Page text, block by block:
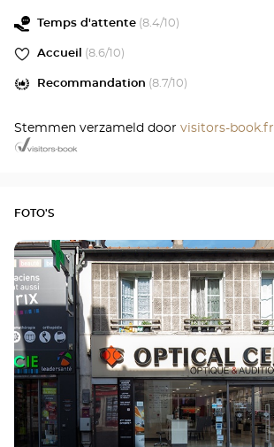
Temps d'attente (8.4/10)
Accueil (8.6/10)
Recommandation (8.7/10)
Stemmen verzameld door visitors-book.fr
FOTO'S